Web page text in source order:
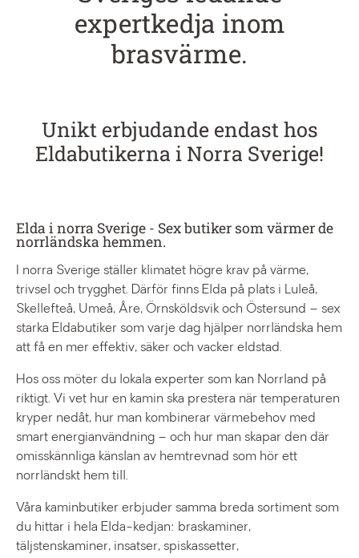
expertkedja inom
brasvärme.
Unikt erbjudande endast hos
Eldabutikerna i Norra Sverige!
Elda i norra Sverige - Sex butiker som värmer de
norrländska hemmen.
I norra Sverige ställer klimatet högre krav på värme,
trivsel och trygghet. Därför finns Elda på plats i Luleå,
Skellefteå, Umeå, Åre, Örnsköldsvik och Östersund – sex
starka Eldabutiker som varje dag hjälper norrländska hem
att få en mer effektiv, säker och vacker eldstad.
Hos oss möter du lokala experter som kan Norrland på
riktigt. Vi vet hur en kamin ska prestera när temperaturen
kryper nedåt, hur man kombinerar värmebehov med
smart energi­användning – och hur man skapar den där
omisskännliga känslan av hemtrevnad som hör ett
norrländskt hem till.
Våra kaminbutiker erbjuder samma breda sortiment som
du hittar i hela Elda-kedjan: braskaminer,
täljstenskaminer, insatser, spiskassetter,